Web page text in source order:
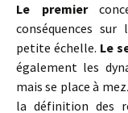
Le premier
conséquences
petite échelle. Le
également les
mais se place à
la définition des